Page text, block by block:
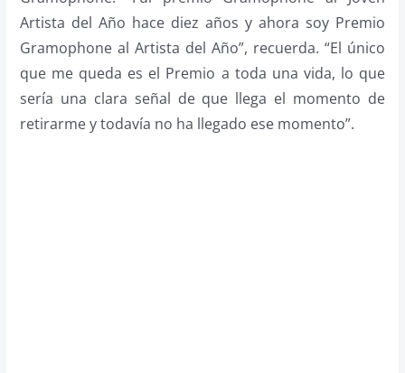
Artista del Año hace diez años y ahora soy Premio
Gramophone al Artista del Año”, recuerda. “El único
que me queda es el Premio a toda una vida, lo que
sería una clara señal de que llega el momento de
retirarme y todavía no ha llegado ese momento”.